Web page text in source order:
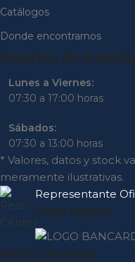
Catálogos
Donde encontrarnos
Horarios de
Lunes a Viernes:
07:30 a 17:00 horas
Sábados:
07:30 a 13:00 horas
* Valores, datos y stock
meramente ilustrativas.
Representante
Pago seguro
Medios de pago